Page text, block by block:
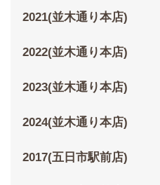
2021(並木通り本店)
2022(並木通り本店)
2023(並木通り本店)
2024(並木通り本店)
2017(五日市駅前店)